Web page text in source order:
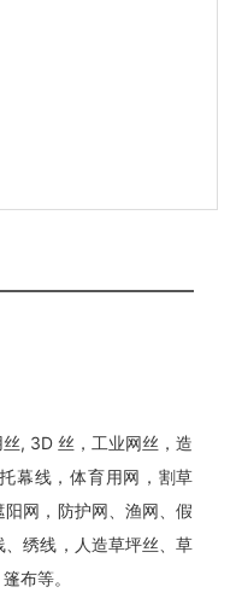
, 3D 丝，工业网丝，造
幕线，体育用网，割草
网，防护网、渔网、假
绣线，人造草坪丝、草
布等。